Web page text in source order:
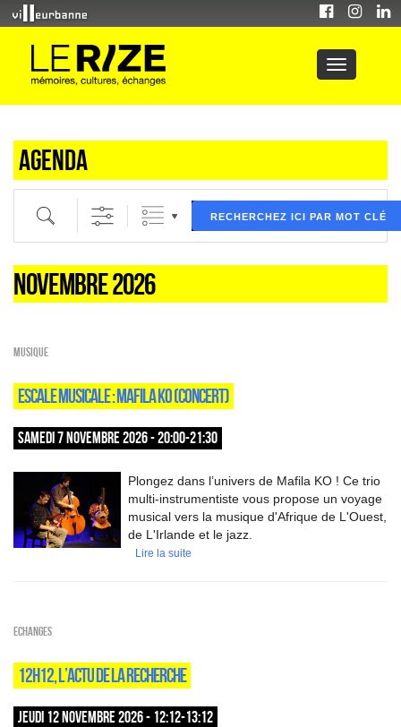
Agenda
Recherche par mot clé (ici) et / ou filtre (ci dessous) puis validez
RECHERCHEZ ICI PAR MOT CLÉ
NOVEMBRE 2026
Musique
ESCALE MUSICALE : MAFILA KO (CONCERT)
SAMEDI 7 NOVEMBRE 2026 - 20:00-21:30
Plongez dans l’univers de Mafila KO ! Ce trio
multi-instrumentiste vous propose un voyage
musical vers la musique d'Afrique de L'Ouest,
de L'Irlande et le jazz.
Lire la suite
ECHANGES
12H12, L’ACTU DE LA RECHERCHE
JEUDI 12 NOVEMBRE 2026 - 12:12-13:12